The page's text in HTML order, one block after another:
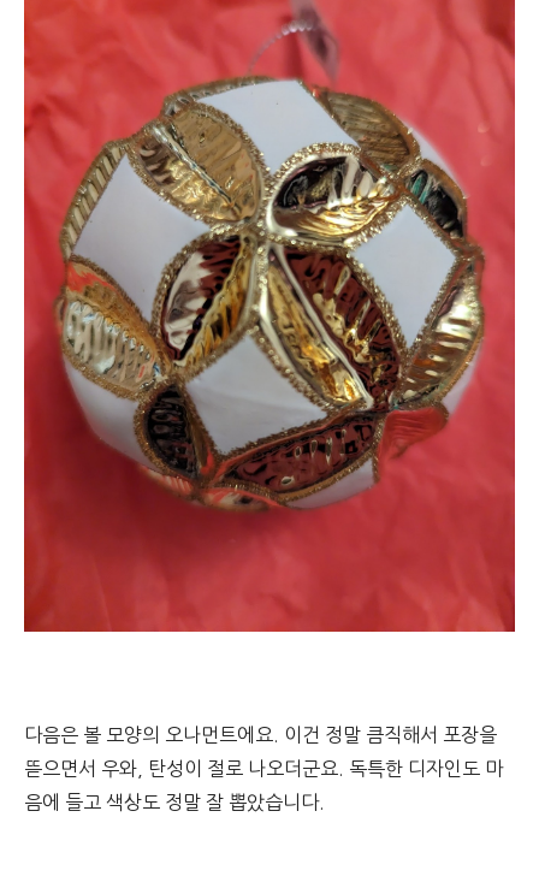
다음은 볼 모양의 오나먼트에요. 이건 정말 큼직해서 포장을
뜯으면서 우와, 탄성이 절로 나오더군요. 독특한 디자인도 마
음에 들고 색상도 정말 잘 뽑았습니다.